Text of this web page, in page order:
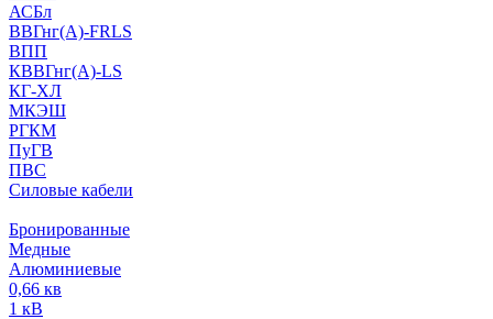
АСБл
ВВГнг(А)-FRLS
ВПП
КВВГнг(А)-LS
КГ-ХЛ
МКЭШ
РГКМ
ПуГВ
ПВС
Силовые кабели
Бронированные
Медные
Алюминиевые
0,66 кв
1 кВ